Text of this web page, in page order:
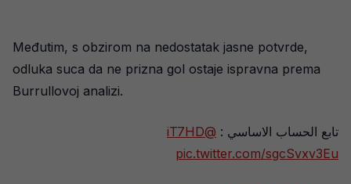
Međutim, s obzirom na nedostatak jasne potvrde,
odluka suca da ne prizna gol ostaje ispravna prema
Burrullovoj analizi.
تابع الحساب الاساسي : @iT7HD
pic.twitter.com/sgcSvxv3Eu